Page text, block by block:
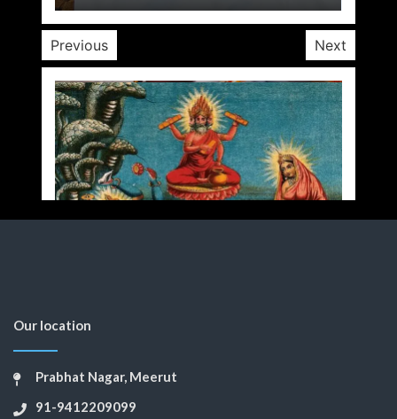
Previous Next
Our location
Prabhat Nagar, Meerut
91-9412209099